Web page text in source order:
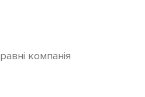
компанія